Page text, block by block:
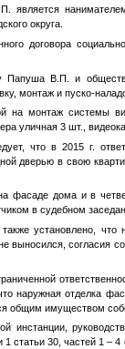
является
округа.
договора
Папуша В.П. и
монтаж и пуско-
на монтаж системы
уличная 3 шт.,
что в 2015 г.
дверью в свою
фасаде дома и в
в судебном
установлено,
выносился, согласия
наружная отделка
общим имуществом
инстанции,
статьи 30, частей 1 –